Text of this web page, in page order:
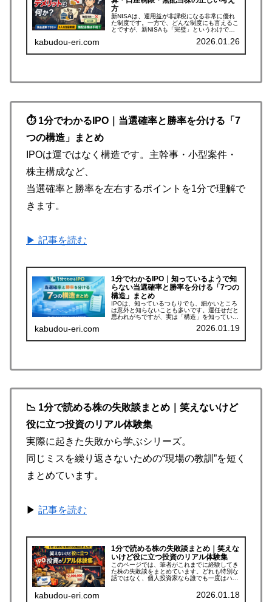
方
新NISAは、運用益が非課税になる非常に優れ
た制度です。一方で、どんな制度にも言えるこ
とですが、新NISAも「完璧」というわけでは
意すべきデメリットが存在します。ただし、新
kabudou-eri.com 2026.01.26
⏱ 1分でわかるIPO｜当選確率と勝率を分ける「7
つの構造」まとめ
IPOは運ではなく構造です。主幹事・小型案件・
株主構成など、
当選確率と勝率を左右するポイントを1分で理解で
きます。
▶ 記事を読む
1分でわかるIPO｜知っているようで知
らない当選確率と勝率を分ける「7つの
構造」まとめ
IPOは、知っているつもりでも、細かいところ
は意外と知らないことも多いです。運任せだと
思われがちですが、実は「構造」を知っている
わります。狙い目: 業績より「サイズ」を見る
kabudou-eri.com 2026.01.19
📉 1分で読める株の失敗談まとめ｜笑えないけど
役に立つ投資のリアル体験集
実際に起きた失敗から学ぶシリーズ。
同じミスを繰り返さないための“現場の教訓”を短く
まとめています。
▶ 記事を読む
1分で読める株の失敗談まとめ｜笑えな
いけど役に立つ投資のリアル体験集
このページでは、筆者がこれまでに経験してき
た株の失敗談をまとめています。どれも特別な
話ではなく、個人投資家なら誰でも一度はハマ
けれど、きっとどこかで役に立つリアルな体験
集です。1分で読める株の失敗...
kabudou-eri.com 2026.01.18